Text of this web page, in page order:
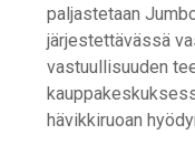
paljastetaan
järjestettävässä
vastuullisuuden
hävikkiruoan